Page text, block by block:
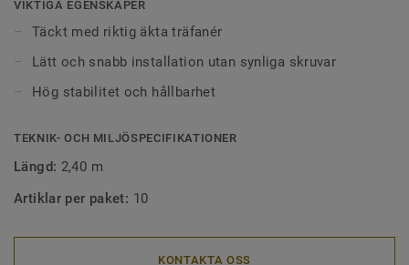
VIKTIGA EGENSKAPER
Täckt med riktig äkta träfanér
Lätt och snabb installation utan synliga skruvar
Hög stabilitet och hållbarhet
TEKNIK- OCH MILJÖSPECIFIKATIONER
Längd: 2,40 m
Artiklar per paket: 10
KONTAKTA OSS